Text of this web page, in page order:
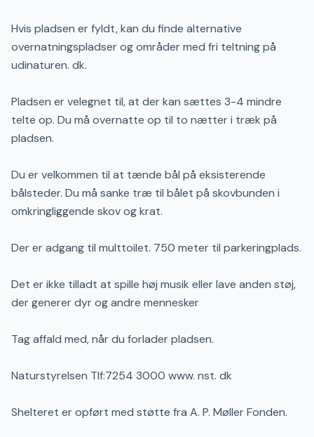
Hvis pladsen er fyldt, kan du finde alternative
overnatningspladser og områder med fri teltning på
udinaturen. dk.
Pladsen er velegnet til, at der kan sættes 3-4 mindre
telte op. Du må overnatte op til to nætter i træk på
pladsen.
Du er velkommen til at tænde bål på eksisterende
bålsteder. Du må sanke træ til bålet på skovbunden i
omkringliggende skov og krat.
Der er adgang til multtoilet. 750 meter til parkeringplads.
Det er ikke tilladt at spille høj musik eller lave anden støj,
der generer dyr og andre mennesker
Tag affald med, når du forlader pladsen.
Naturstyrelsen TIf:7254 3000 www. nst. dk
Shelteret er opført med støtte fra A. P. Møller Fonden.